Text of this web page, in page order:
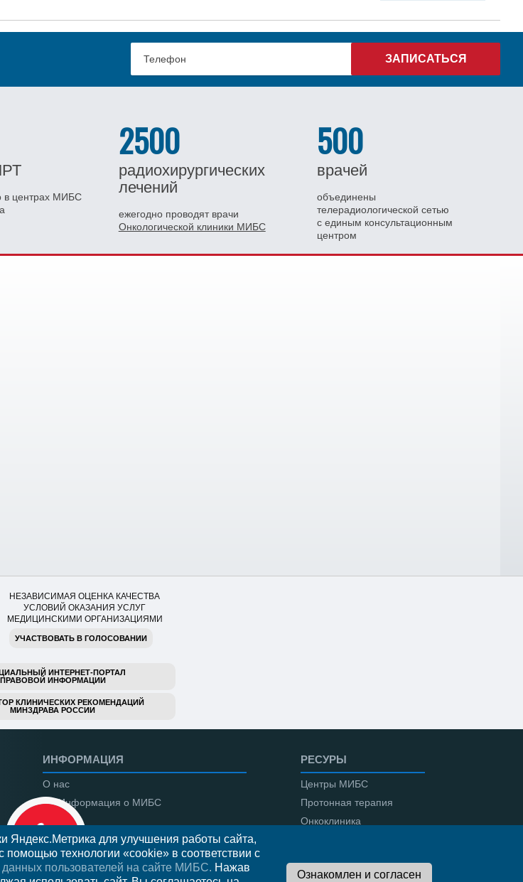
в центрах МИБС
2500
радиохирургических
лечений
ежегодно проводят врачи
Онкологической клиники МИБС
500
врачей
объединены
телерадиологической сетью
с единым консультационным
центром
НЕЗАВИСИМАЯ ОЦЕНКА КАЧЕСТВА
УСЛОВИЙ ОКАЗАНИЯ УСЛУГ
МЕДИЦИНСКИМИ ОРГАНИЗАЦИЯМИ
УЧАСТВОВАТЬ В ГОЛОСОВАНИИ
ИНТЕРНЕТ-ПОРТАЛ
ПРАВОВОЙ ИНФОРМАЦИИ
КЛИНИЧЕСКИХ РЕКОМЕНДАЦИЙ
МИНЗДРАВА РОССИИ
ИНФОРМАЦИЯ
О нас
Информация о МИБС
Региональные центры
Вакансии
Документы
РЕСУРЫ
Центры МИБС
Протонная терапия
Онкоклиника
Яндекс.Метрика для улучшения работы сайта,
помощью технологии «cookie» в соответствии с
пользователей на сайте МИБС. Нажав